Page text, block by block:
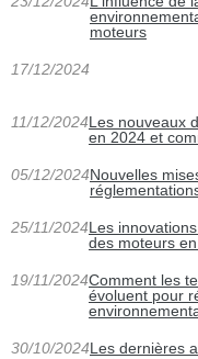
moteurs
17/12/2024
11/12/2024Les nouveaux
en 2024 et
05/12/2024Nouvelles
25/11/2024Les
des moteurs
19/11/2024Comment les
évoluent pour
30/10/2024Les dernières